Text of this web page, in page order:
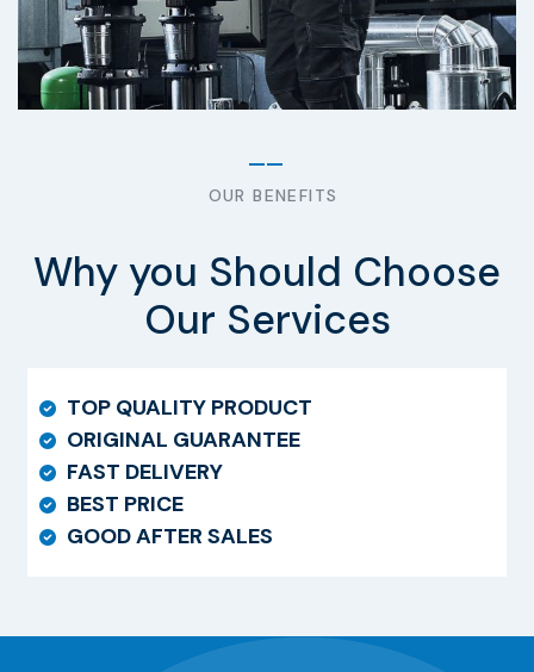
OUR BENEFITS
Why you Should Choose
Our Services
TOP QUALITY PRODUCT
ORIGINAL GUARANTEE
FAST DELIVERY
BEST PRICE
GOOD AFTER SALES